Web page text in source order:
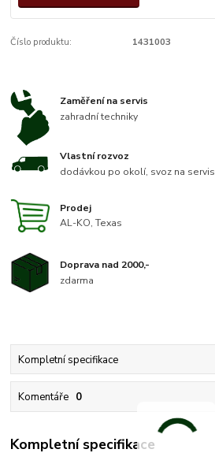
Číslo produktu: 1431003
Zaměření na servis
zahradní techniky
Vlastní rozvoz
dodávkou po okolí, svoz na servis
Prodej
AL-KO, Texas
Doprava nad 2000,-
zdarma
Kompletní specifikace
Komentáře 0
Kompletní specifikace